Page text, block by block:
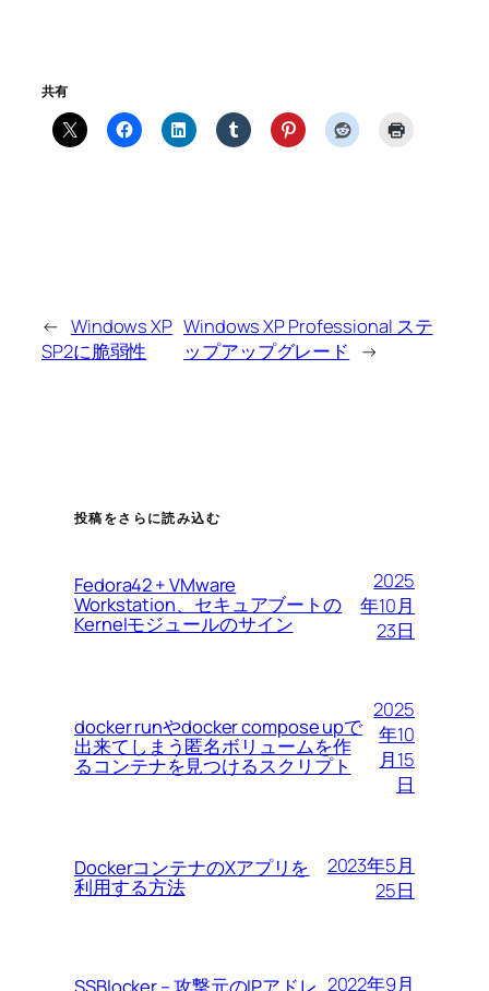
共有
← Windows XP
SP2に脆弱性
Windows XP Professional ステ
ップアップグレード
→
投稿をさらに読み込む
Fedora42 + VMware
Workstation、セキュアブートの
Kernelモジュールのサイン
2025
年10月
23日
docker runやdocker compose upで
出来てしまう匿名ボリュームを作
るコンテナを見つけるスクリプト
2025
年10
月15
日
DockerコンテナのXアプリを
利用する方法
2023年5月
25日
2022年9月